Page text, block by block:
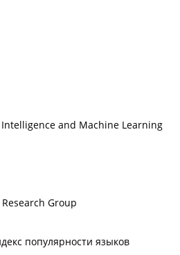
and Machine Learning
Group
популярности языков